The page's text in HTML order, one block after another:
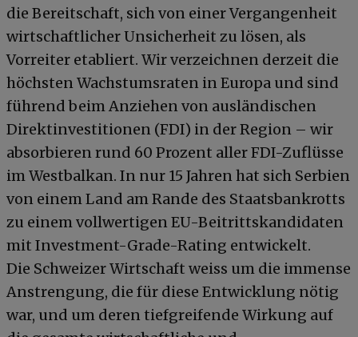
die Bereitschaft, sich von einer Vergangenheit
wirtschaftlicher Unsicherheit zu lösen, als
Vorreiter etabliert. Wir verzeichnen derzeit die
höchsten Wachstumsraten in Europa und sind
führend beim Anziehen von ausländischen
Direktinvestitionen (FDI) in der Region – wir
absorbieren rund 60 Prozent aller FDI-Zuflüsse
im Westbalkan. In nur 15 Jahren hat sich Serbien
von einem Land am Rande des Staatsbankrotts
zu einem vollwertigen EU-Beitrittskandidaten
mit Investment-Grade-Rating entwickelt.
Die Schweizer Wirtschaft weiss um die immense
Anstrengung, die für diese Entwicklung nötig
war, und um deren tiefgreifende Wirkung auf